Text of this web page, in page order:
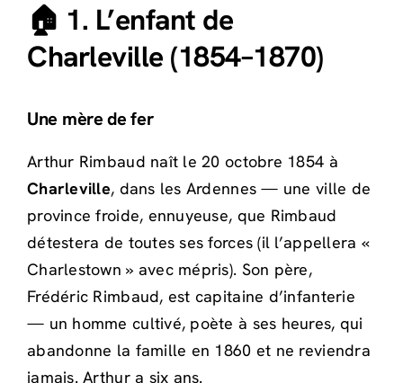
🏠 1. L’enfant de
Charleville (1854–1870)
Une mère de fer
Arthur Rimbaud naît le 20 octobre 1854 à
Charleville, dans les Ardennes — une ville de
province froide, ennuyeuse, que Rimbaud
détestera de toutes ses forces (il l’appellera «
Charlestown » avec mépris). Son père,
Frédéric Rimbaud, est capitaine d’infanterie
— un homme cultivé, poète à ses heures, qui
abandonne la famille en 1860 et ne reviendra
jamais. Arthur a six ans.